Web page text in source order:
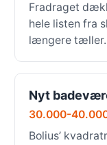
Fradraget
hele listen fra
længere tæller.
Nyt
30.000-
Bolius’